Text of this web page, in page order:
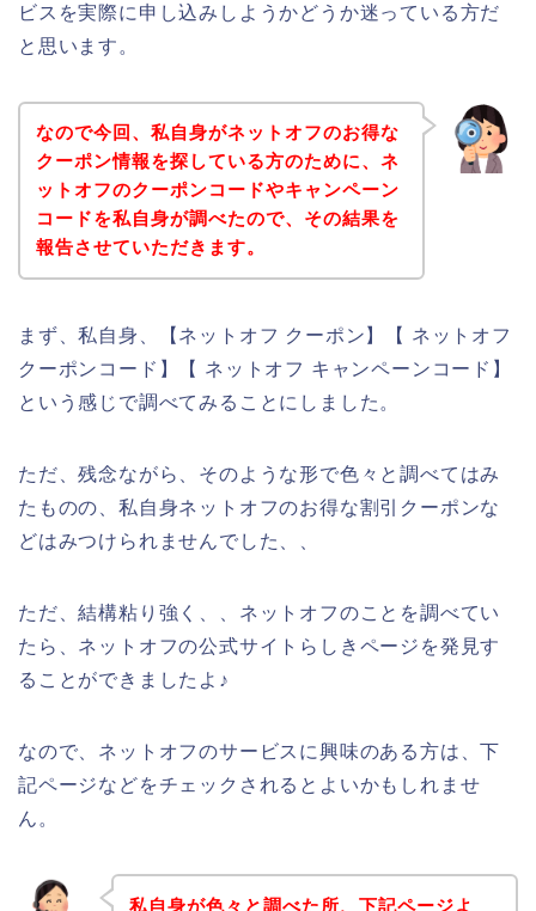
ビスを実際に申し込みしようかどうか迷っている方だ
と思います。
なので今回、私自身がネットオフのお得な
クーポン情報を探している方のために、ネ
ットオフのクーポンコードやキャンペーン
コードを私自身が調べたので、その結果を
報告させていただきます。
まず、私自身、【ネットオフ クーポン】【 ネットオフ
クーポンコード】【 ネットオフ キャンペーンコード】
という感じで調べてみることにしました。
ただ、残念ながら、そのような形で色々と調べてはみ
たものの、私自身ネットオフのお得な割引クーポンな
どはみつけられませんでした、、
ただ、結構粘り強く、、ネットオフのことを調べてい
たら、ネットオフの公式サイトらしきページを発見す
ることができましたよ♪
なので、ネットオフのサービスに興味のある方は、下
記ページなどをチェックされるとよいかもしれませ
ん。
私自身が色々と調べた所、下記ページよ